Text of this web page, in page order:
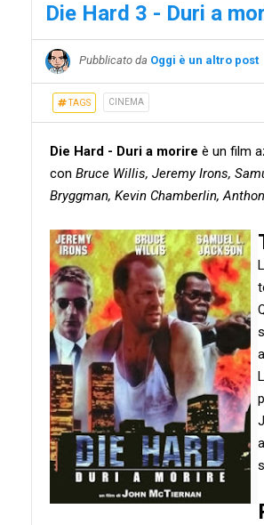
Die Hard 3 - Duri a
Pubblicato da Oggi è un altro post
TAGS CINEMA
Die Hard - Duri a morire è un film
con Bruce Willis, Jeremy Irons,
Bryggman, Kevin Chamberlin,